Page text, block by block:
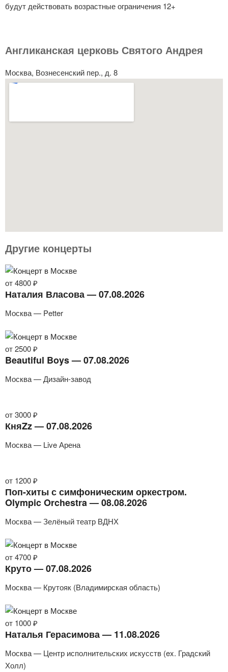
будут действовать возрастные ограничения 12+
Англиканская церковь Святого Андрея
Москва, Вознесенский пер., д. 8
Другие концерты
от 4800 ₽
Наталия Власова — 07.08.2026
Москва — Petter
от 2500 ₽
Beautiful Boys — 07.08.2026
Москва — Дизайн-завод
от 3000 ₽
КняZz — 07.08.2026
Москва — Live Арена
от 1200 ₽
Поп-хиты с симфоническим оркестром.
Olympic Orchestra — 08.08.2026
Москва — Зелёный театр ВДНХ
от 4700 ₽
Круто — 07.08.2026
Москва — Крутояк (Владимирская область)
от 1000 ₽
Наталья Герасимова — 11.08.2026
Москва — Центр исполнительских искусств (ex. Градский
Холл)